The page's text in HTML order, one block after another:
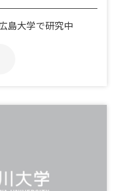
島大学で研究中